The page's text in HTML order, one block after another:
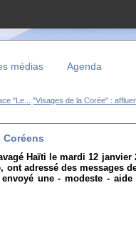
médias Agenda
"Le... "Visages de la Corée" :
Haïti le mardi 12 janvier
adressé des messages
une - modeste -